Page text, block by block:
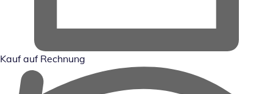
Kauf auf Rechnung